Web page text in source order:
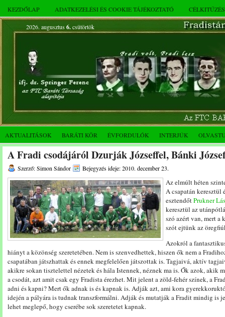
KEZDŐLAP ADATKEZELÉSI ÉS COOKIE TÁJÉKOZTATÓ
2026. augusztus 6.csütörtök
AKTUALITÁSOK BARÁTI KÖR ÉVFORDULÓK INTERJÚK
A Fradi csodájáról Dzurják Józseffel, Bánki
Szerző: Simon Sándor Bejegyzés ideje: 2010. december 23.
Az elmúlt héten
A csapatán
esztendőtPrukner
keresztül az
szó azért van, mert a
szót ejtünk az
Azokról a
hiányt a közönség szeretetében. Nem is szenvedhettek, hiszen ők nem a
csapatában játszhattak és ennek megfelelően játszottak is. Tagjaivá, aktív
akikre sokan tisztelettel nézetek és hála Istennek, néznek ma is. Ők azok, akik
a csodát, azt amit csak egy Fradista érezhet. Mit jelent a zöld-fehér színek, a
adni és kapni? Mert ők adnak is és kapnak is. Adják azt, ami kora
idején a pályára is tudnak transzformálni. Adják és mutatják a Fradit mindig is
lehet meglepő, hogy cserébe sok szeretetet kapnak.